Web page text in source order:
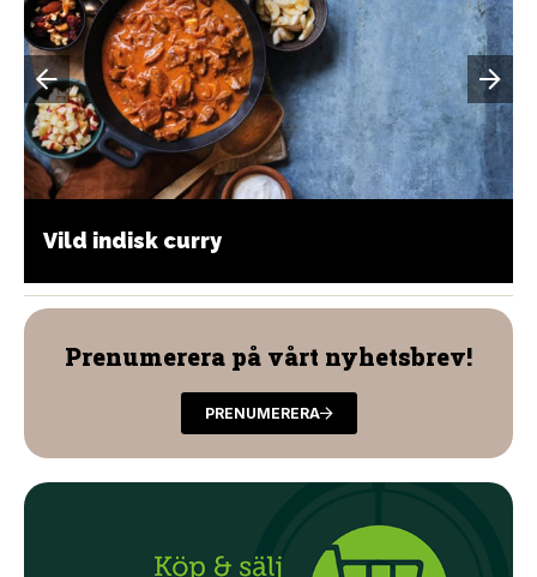
Vild indisk curry
Prenumerera på vårt nyhetsbrev!
PRENUMERERA